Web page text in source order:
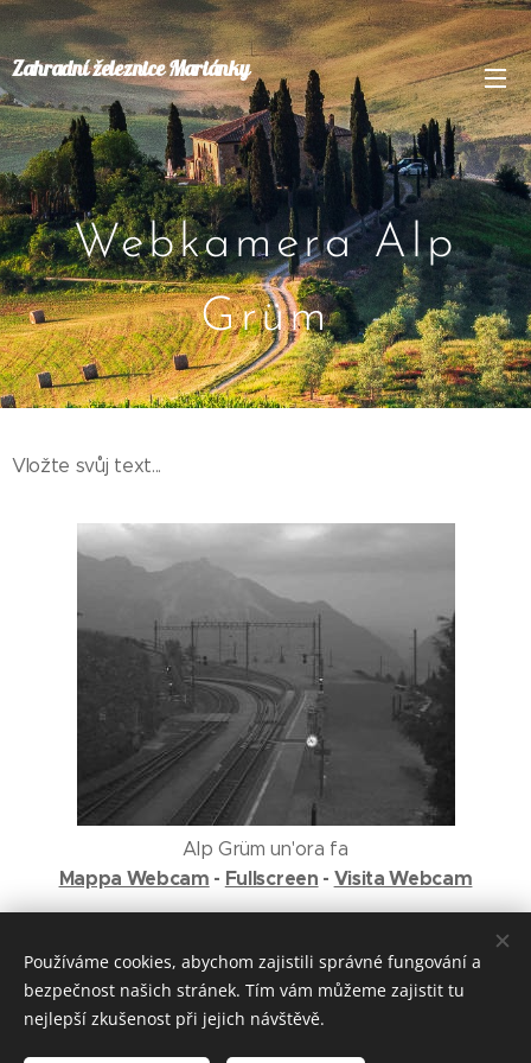
Zahradní železnice Mariánky
Webkamera Alp
Grüm
Vložte svůj text...
Alp Grüm un'ora fa
Mappa Webcam - Fullscreen - Visita Webcam
Zahradní železnice Mariánky
info@zzmarianky.cz
Používáme cookies, abychom zajistili správné fungování a
bezpečnost našich stránek. Tím vám můžeme zajistit tu
nejlepší zkušenost při jejich návštěvě.